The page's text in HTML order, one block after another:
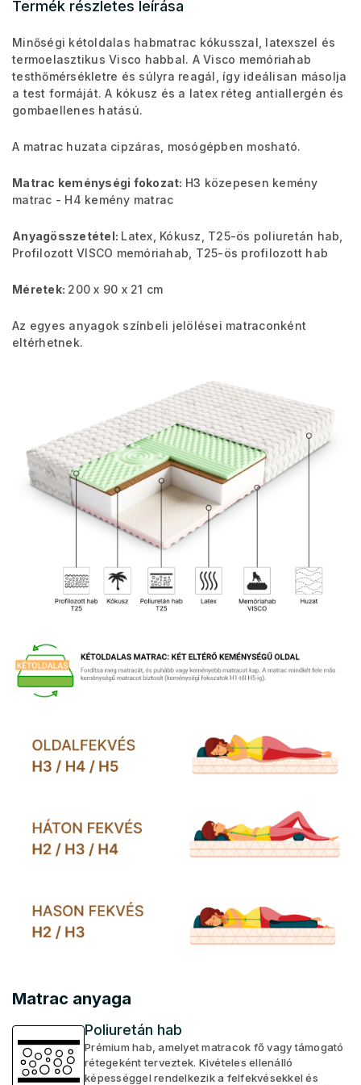
Termék részletes leírása
Minőségi kétoldalas habmatrac kókusszal, latexszel és
termoelasztikus Visco habbal. A Visco memóriahab
testhőmérsékletre és súlyra reagál, így ideálisan másolja
a test formáját. A kókusz és a latex réteg antiallergén és
gombaellenes hatású.
A matrac huzata cipzáras, mosógépben mosható.
Matrac keménységi fokozat: H3 közepesen kemény
matrac - H4 kemény matrac
Anyagösszetétel: Latex, Kókusz, T25-ös poliuretán hab,
Profilozott VISCO memóriahab, T25-ös profilozott hab
Méretek: 200 x 90 x 21 cm
Az egyes anyagok színbeli jelölései matraconként
eltérhetnek.
Matrac anyaga
Poliuretán hab
Prémium hab, amelyet matracok fő vagy támogató
rétegeként terveztek. Kivételes ellenálló
képességgel rendelkezik a felfekvésekkel és